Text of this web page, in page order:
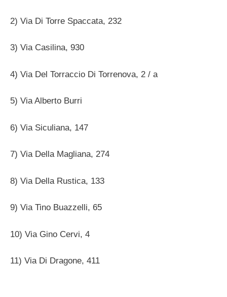
2) Via Di Torre Spaccata, 232
3) Via Casilina, 930
4) Via Del Torraccio Di Torrenova, 2 / a
5) Via Alberto Burri
6) Via Siculiana, 147
7) Via Della Magliana, 274
8) Via Della Rustica, 133
9) Via Tino Buazzelli, 65
10) Via Gino Cervi, 4
11) Via Di Dragone, 411